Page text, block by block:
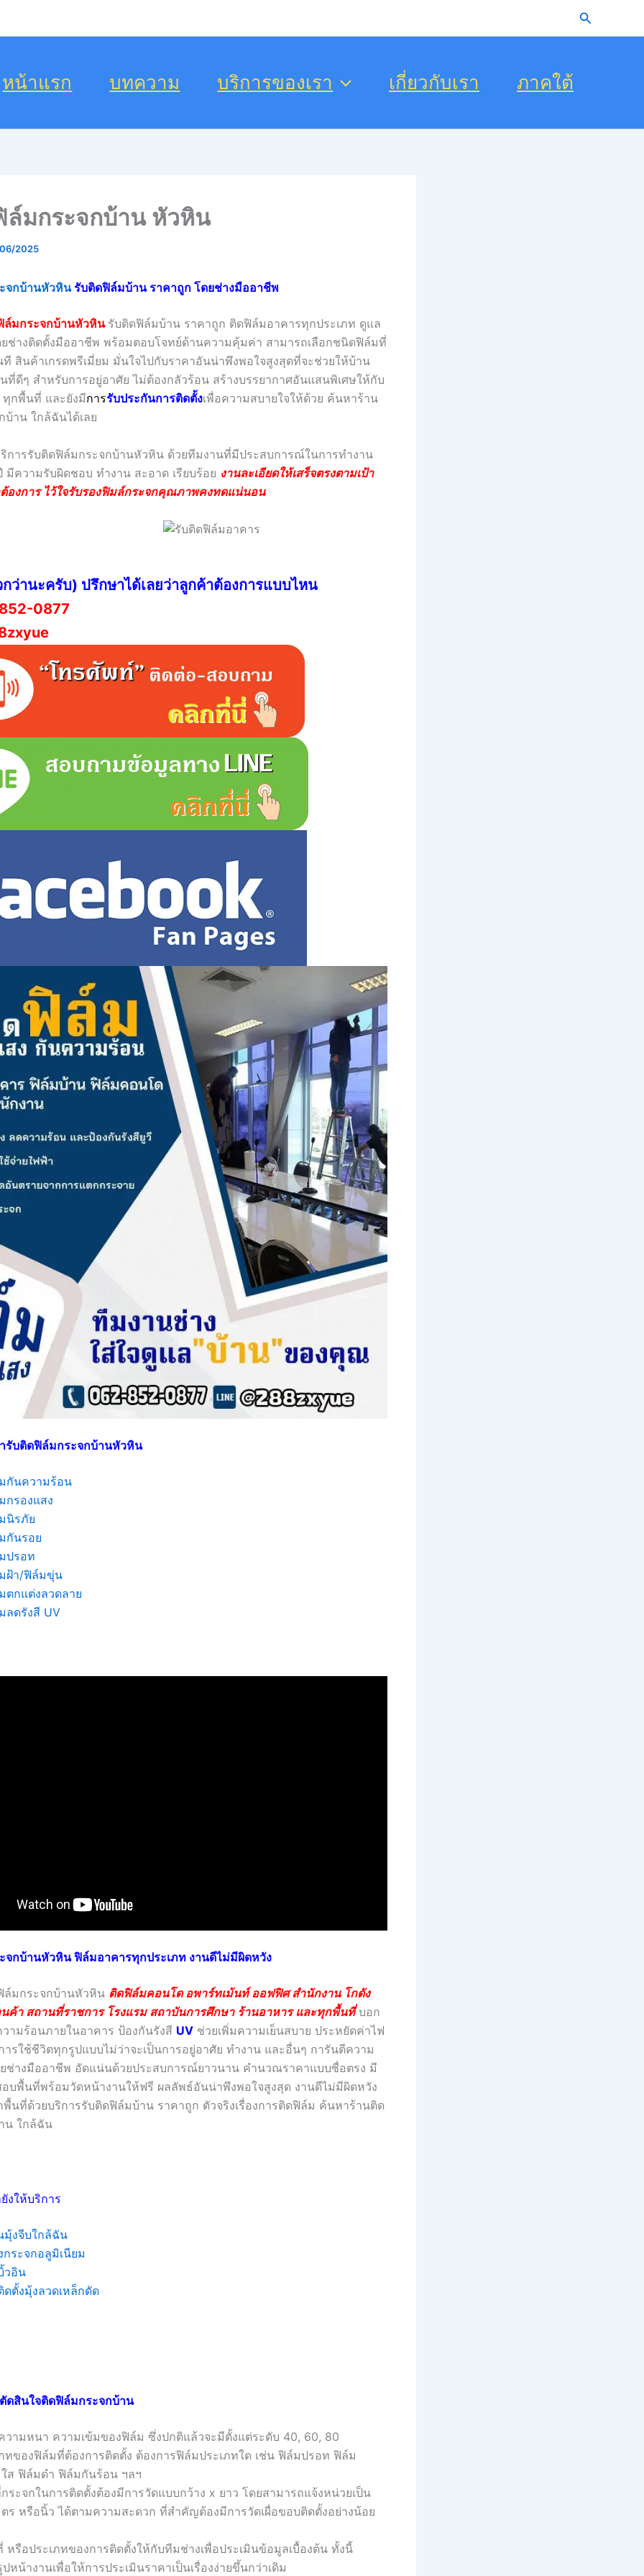
Search
หน้าแรก บทความ บริการของเรา เกี่ยวกับเรา ภาคใต้
มกระจกบ้าน หัวหิน
2025
จกบ้านหัวหินรับติดฟิล์มบ้าน ราคาถูก โดยช่างมืออาชีพ
ล์มกระจกบ้านหัวหิน รับติดฟิล์มบ้าน ราคาถูก ติดฟิล์มอาคารทุกประเภท ดูแล
ช่างติดตั้งมืออาชีพ พร้อมตอบโจทย์ด้านความคุ้มค่า สามารถเลือกชนิดฟิล์มที่
สินค้าเกรดพรีเมี่ยม มั่นใจไปกับราคาอันน่าพึงพอใจสูงสุดที่จะช่วยให้บ้าน
ที่ดีๆ สำหรับการอยู่อาศัย ไม่ต้องกลัวร้อน สร้างบรรยากาศอันแสนพิเศษให้กับ
กพื้นที่ และยังมีการรับประกันการติดตั้งเพื่อความสบายใจให้ด้วย ค้นหาร้าน
าน ใกล้ฉันได้เลย
ริการรับติดฟิล์มกระจกบ้านหัวหิน ด้วยทีมงานที่มีประสบการณ์ในการทำงาน
มีความรับผิดชอบ ทำงาน สะอาด เรียบร้อย งานละเอียดให้เสร็จตรงตามเป้า
องการ ไว้ใจรับรองฟิมล์กระจกคุณภาพคงทดแน่นอน
กว่านะครับ) ปรึกษาได้เลยว่าลูกค้าต้องการแบบไหน
0877
รับติดฟิล์มกระจกบ้านหัวหิน
กันความร้อน
กรองแสง
นิรภัย
กันรอย
ปรอท
ฝ้า/ฟิล์มขุ่น
ตกแต่งลวดลาย
ลดรังสี UV
จกบ้านหัวหิน ฟิล์มอาคารทุกประเภท งานดีไม่มีผิดหวัง
ล์มกระจกบ้านหัวหิน ติดฟิล์มคอนโด อพาร์ทเม้นท์ ออฟฟิศ สำนักงาน โกดัง
ค้า สถานที่ราชการ โรงแรม สถาบันการศึกษา ร้านอาหาร และทุกพื้นที่บอก
ามร้อนภายในอาคาร ป้องกันรังสี UV ช่วยเพิ่มความเย็นสบาย ประหยัดค่าไฟ
รใช้ชีวิตทุกรูปแบบไม่ว่าจะเป็นการอยู่อาศัย ทำงาน และอื่นๆ การันตีความ
ช่างมืออาชีพ อัดแน่นด้วยประสบการณ์ยาวนาน คำนวณราคาแบบซื่อตรง มี
อบพื้นที่พร้อมวัดหน้างานให้ฟรี ผลลัพธ์อันน่าพึงพอใจสูงสุด งานดีไม่มีผิดหวัง
พื้นที่ด้วยบริการรับติดฟิล์มบ้าน ราคาถูก ตัวจริงเรื่องการติดฟิล์ม ค้นหาร้านติด
น ใกล้ฉัน
งให้บริการ
มุ้งจีบใกล้ฉัน
กระจกอลูมิเนียม
วอิน
ดตั้งมุ้งลวดเหล็กดัด
ดสินใจติดฟิล์มกระจกบ้าน
วามหนา ความเข้มของฟิล์ม ซึ่งปกติแล้วจะมีตั้งแต่ระดับ 40, 60, 80
ทของฟิล์มที่ต้องการติดตั้ง ต้องการฟิล์มประเภทใด เช่น ฟิล์มปรอท ฟิล์ม
ส ฟิล์มดำ ฟิล์มกันร้อน ฯลฯ
ะจกในการติดตั้งต้องมีการวัดแบบกว้าง x ยาว โดยสามารถแจ้งหน่วยเป็น
ตร หรือนิ้ว ได้ตามความสะดวก ที่สำคัญต้องมีการวัดเผื่อขอบติดตั้งอย่างน้อย
หรือประเภทของการติดตั้งให้กับทีมช่างเพื่อประเมินข้อมูลเบื้องต้น ทั้งนี้
หน้างานเพื่อให้การประเมินราคาเป็นเรื่องง่ายขึ้นกว่าเดิม